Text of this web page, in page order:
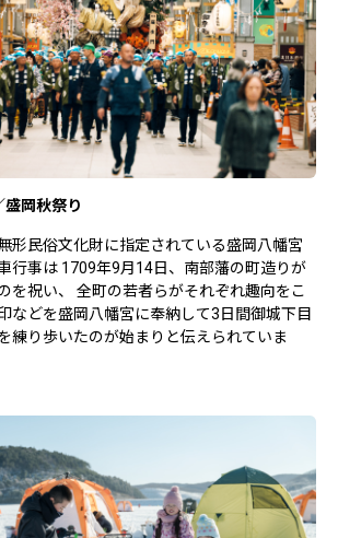
盛岡秋祭り
形民俗文化財に指定されている盛岡八幡宮
行事は 1709年9月14日、南部藩の町造りが
を祝い、 全町の若者らがそれぞれ趣向をこ
などを盛岡八幡宮に奉納して3日間御城下目
練り歩いたのが始まりと伝えられていま